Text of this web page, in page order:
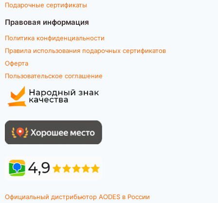
Подарочные сертификаты
Правовая информация
Политика конфиденциальности
Правила использования подарочных сертификатов
Оферта
Пользовательское соглашение
Официальный дистрибьютор AODES в России